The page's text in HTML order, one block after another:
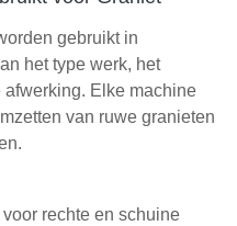
gebruikt in
het type werk, het
Elke machine
van ruwe granieten
rechte en schuine